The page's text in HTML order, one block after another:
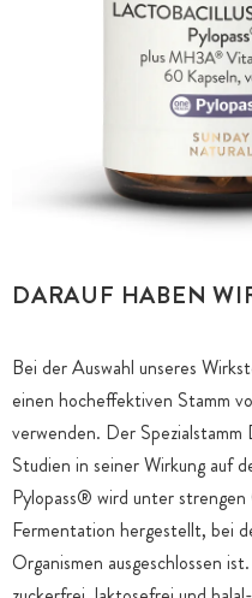
DARAUF HABEN
Bei der Auswahl unseres
einen hocheffektiven Stamm
verwenden. Der
Studien in seiner Wirkung auf
Pylopass® wird unter
Fermentation hergestellt, bei
Organismen ausgeschlossen